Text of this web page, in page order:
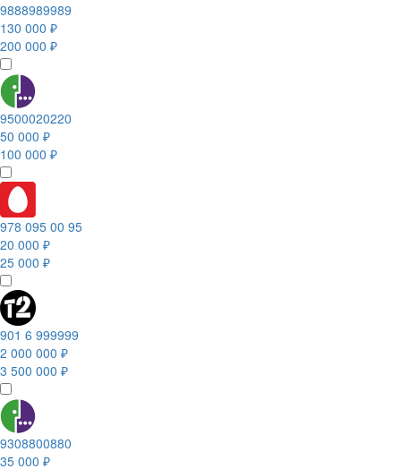
9888989989
130 000 ₽
200 000 ₽
9500020220
50 000 ₽
100 000 ₽
978 095 00 95
20 000 ₽
25 000 ₽
901 6 999999
2 000 000 ₽
3 500 000 ₽
9308800880
35 000 ₽